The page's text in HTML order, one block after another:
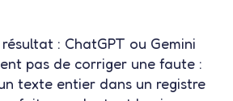
: ChatGPT ou Gemini
pas de corriger une faute :
texte entier dans un registre